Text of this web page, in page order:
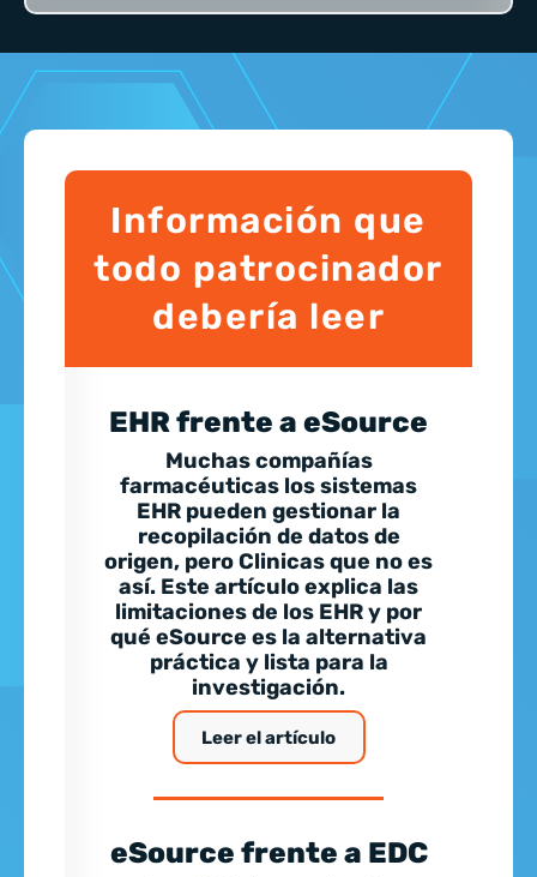
Información que
todo patrocinador
debería leer
EHR frente a eSource
Muchas compañías
farmacéuticas los sistemas
EHR pueden gestionar la
recopilación de datos de
origen, pero Clinicas que no es
así. Este artículo explica las
limitaciones de los EHR y por
qué eSource es la alternativa
práctica y lista para la
investigación.
Leer el artículo
eSource frente a EDC